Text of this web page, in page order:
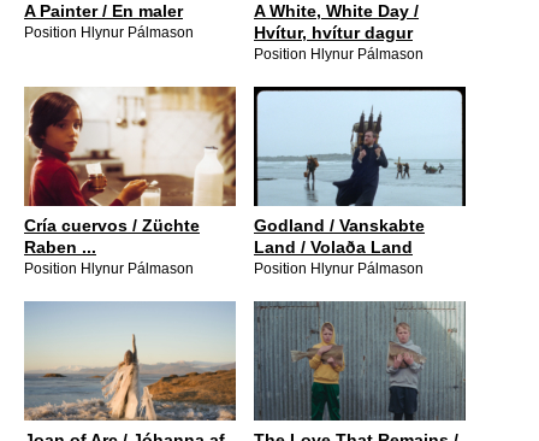
A Painter / En maler
Position Hlynur Pálmason
A White, White Day /
Hvítur, hvítur dagur
Position Hlynur Pálmason
Cría cuervos / Züchte
Raben ...
Position Hlynur Pálmason
Godland / Vanskabte
Land / Volaða Land
Position Hlynur Pálmason